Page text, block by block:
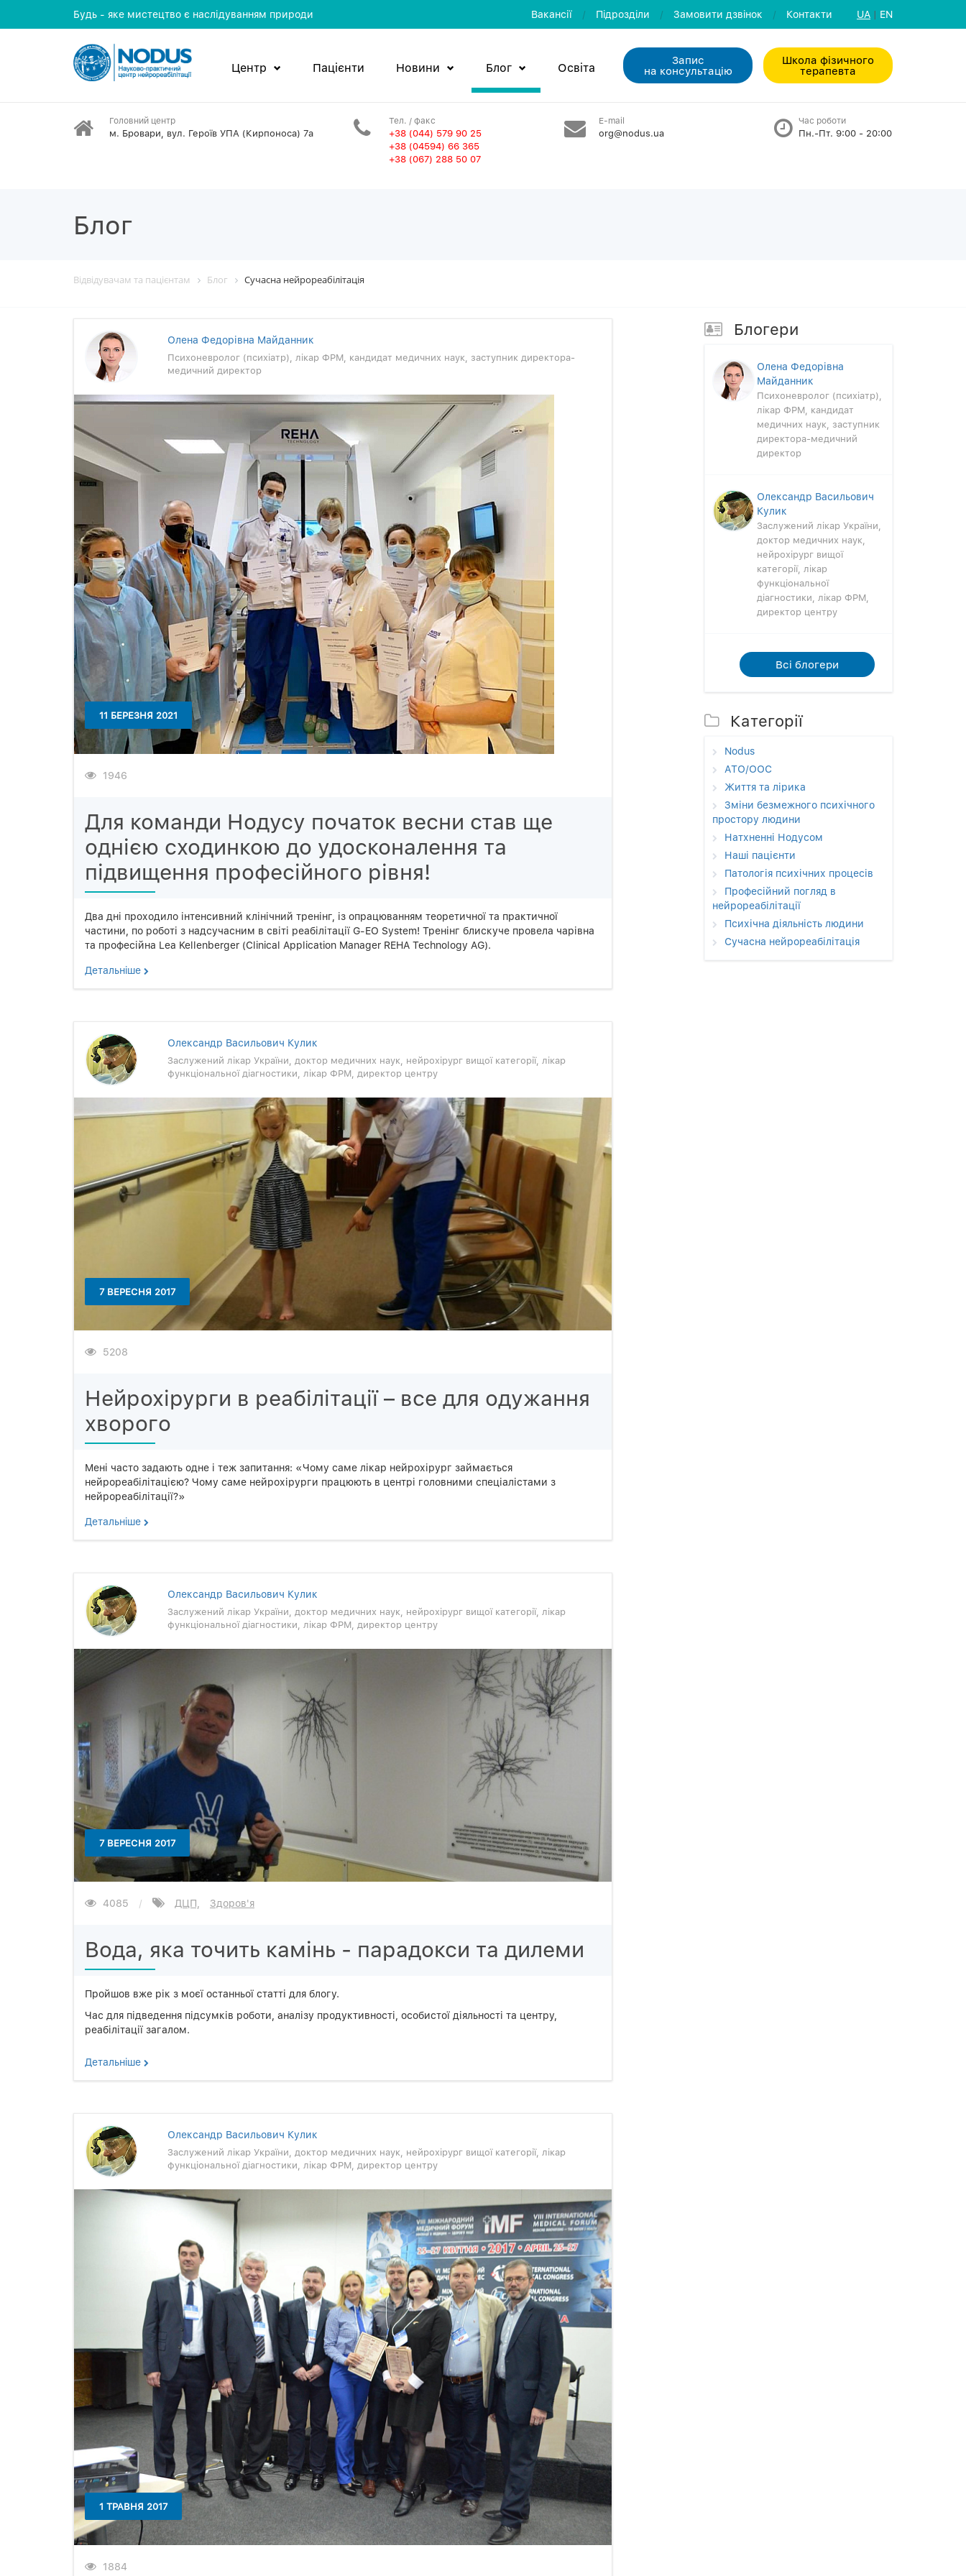
Будь - яке мистецтво є наслідуванням природи Вакансії / Пiдроздiли / Замовити дзвiнок / Контакти UA | EN
Центр Пацієнти Новини Блог Освiта
Запис
на консультацiю
Школа фізичного
терапевта
Головний центр
м. Бровари, вул. Героїв УПА (Кирпоноса) 7а
Тел. / факс
+38 (044) 579 90 25
+38 (04594) 66 365
+38 (067) 288 50 07
E-mail
org@nodus.ua
Час роботи
Пн.-Пт. 9:00 - 20:00
Блог
Відвідувачам та пацієнтам Блог Сучасна нейрореабілітація
Олена Федорівна Майданник
Психоневролог (психіатр), лікар ФРМ, кандидат медичних наук, заступник директора-
медичний директор
11 БЕРЕЗНЯ 2021
1946
Для команди Нодусу початок весни став ще
однією сходинкою до удосконалення та
підвищення професійного рівня!
Два дні проходило інтенсивний клінічний тренінг, із опрацюванням теоретичної та практичної
частини, по роботі з надсучасним в світі реабілітації G-EO System! Тренінг блискуче провела чарівна
та професійна Lea Kellenberger (Clinical Application Manager REHA Technology AG).
Детальнiше
Олександр Васильович Кулик
Заслужений лікар України, доктор медичних наук, нейрохірург вищої категорії, лікар
функціональної діагностики, лікар ФРМ, директор центру
7 ВЕРЕСНЯ 2017
5208
Нейрохірурги в реабілітації – все для одужання
хворого
Мені часто задають одне і теж запитання: «Чому саме лікар нейрохірург займається
нейрореабілітацією? Чому саме нейрохірурги працюють в центрі головними спеціалістами з
нейрореабілітації?»
Детальнiше
Олександр Васильович Кулик
Заслужений лікар України, доктор медичних наук, нейрохірург вищої категорії, лікар
функціональної діагностики, лікар ФРМ, директор центру
7 ВЕРЕСНЯ 2017
4085 / ДЦП, Здоров'я
Вода, яка точить камінь - парадокси та дилеми
Пройшов вже рік з моєї останньої статті для блогу.
Час для підведення підсумків роботи, аналізу продуктивності, особистої діяльності та центру,
реабілітації загалом.
Детальнiше
Олександр Васильович Кулик
Заслужений лікар України, доктор медичних наук, нейрохірург вищої категорії, лікар
функціональної діагностики, лікар ФРМ, директор центру
1 ТРАВНЯ 2017
1884
Блогери
Олена Федорівна
Майданник
Психоневролог (психіатр),
лікар ФРМ, кандидат
медичних наук, заступник
директора-медичний
директор
Олександр Васильович
Кулик
Заслужений лікар України,
доктор медичних наук,
нейрохірург вищої
категорії, лікар
функціональної
діагностики, лікар ФРМ,
директор центру
Всi блогери
Категорії
Nodus
АТО/ООС
Життя та лірика
Зміни безмежного психічного
простору людини
Натхненні Нодусом
Наші пацієнти
Патологія психічних процесів
Професійний погляд в
нейрореабілітації
Психічна діяльність людини
Сучасна нейрореабілітація